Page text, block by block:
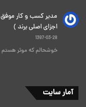
مدیر کسب و کار موفق
اجزای اصلی برند )
1397-03-28
خوشحالم که موثر هستم
آمار سایت